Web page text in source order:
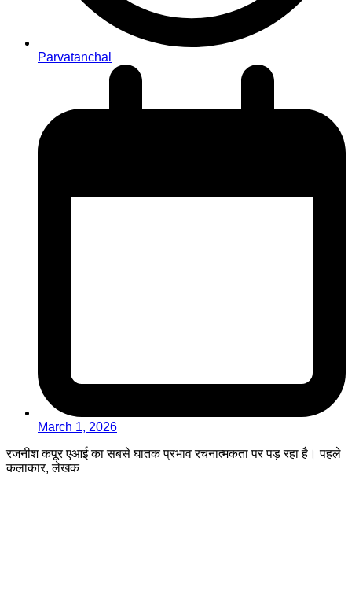
Parvatanchal
March 1, 2026
रजनीश कपूर एआई का सबसे घातक प्रभाव रचनात्मकता पर पड़ रहा है। पहले
कलाकार, लेखक